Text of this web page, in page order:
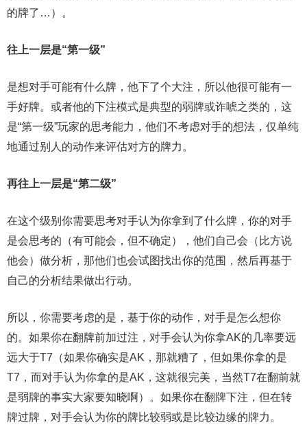
的牌了…）。
往上一层是“第一级”
是想对手可能有什么牌，他下了个大注，所以他很可能有一
手好牌。或者他的下注模式是典型的弱牌或诈唬之类的，这
是“第一级”玩家的思考能力，他们不考虑对手的想法，仅单纯
地通过别人的动作来评估对方的牌力。
再往上一层是“第二级”
在这个级别你需要思考对手认为你拿到了什么牌，你的对手
是会思考的（有可能会，但不确定），他们自己会（比方说
他会）做分析，那他们也会试图找出你的范围，然后再基于
自己的分析结果做出行动。
所以，你需要考虑的是，基于你的动作，对手是怎么想你
的。如果你在翻牌前加过注，对手会认为你拿AK的几率要远
远大于T7（如果你确实是AK，那就糟了，但如果你拿的是
T7，而对手认为你拿的是AK，这就很完美，当然T7在翻前就
是弱牌的事实大家要知晓啊）。如果你在翻牌下注，但在转
牌过牌，对手会认为你的牌比较弱或是比较边缘的牌力。